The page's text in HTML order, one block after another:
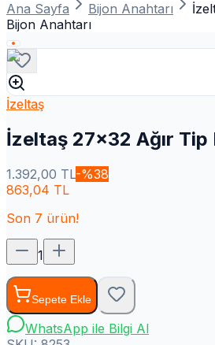
Ana Sayfa Bijon Anahtarı
Bijon Anahtarı
İzeltaş
İzeltaş 27x32 Ağır Tip
1.392,00 TL-%38
863,04 TL
Son 7 ürün!
1
Sepete Ekle
WhatsApp ile Bilgi Al